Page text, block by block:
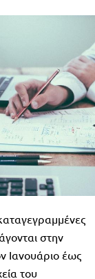
στην
Ιανουάριο έως
του